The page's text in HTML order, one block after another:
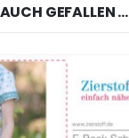
GEFALLEN …